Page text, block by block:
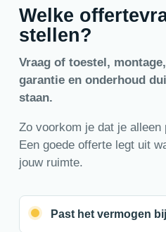
Welke
stellen?
Vraag of toestel,
garantie en onderhoud
staan.
Zo voorkom je dat je
Een goede offerte legt uit
jouw ruimte.
Past het vermogen